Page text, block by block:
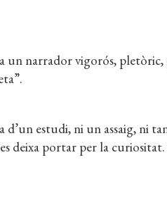
un narrador vigorós,
estudi, ni un assaig, ni
deixa portar per la